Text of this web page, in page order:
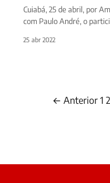
Cuiabá, 25 de abril, por
com Paulo André, o
25 abr 2022
← Anterior 1 2